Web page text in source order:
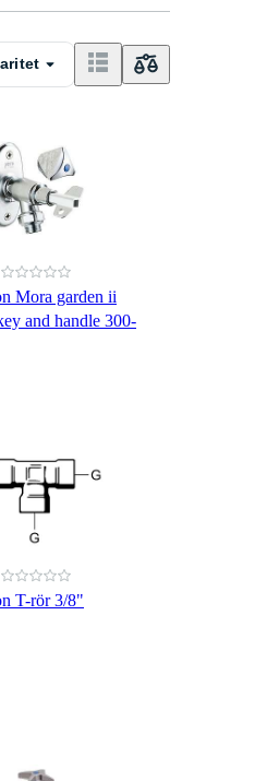
Mora garden ii
and handle 300-
T-rör 3/8"